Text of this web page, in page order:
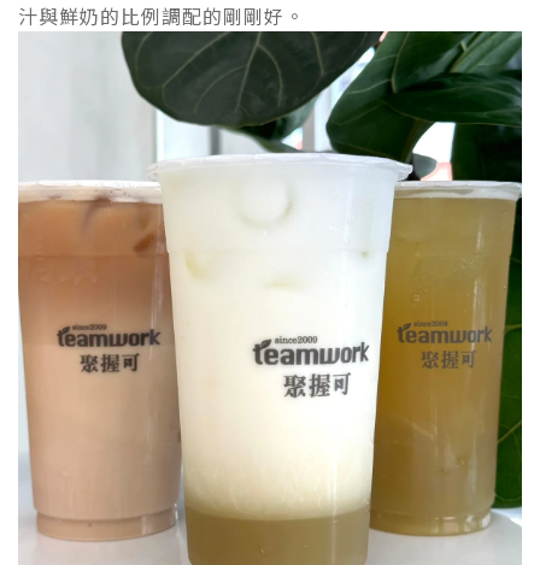
汁與鮮奶的比例調配的剛剛好。